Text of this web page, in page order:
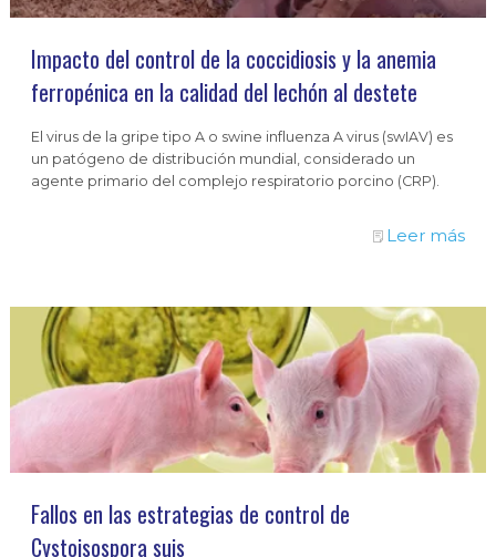
Impacto del control de la coccidiosis y la anemia
ferropénica en la calidad del lechón al destete
El virus de la gripe tipo A o swine influenza A virus (swIAV) es
un patógeno de distribución mundial, considerado un
agente primario del complejo respiratorio porcino (CRP).
Leer más
Fallos en las estrategias de control de
Cystoisospora suis